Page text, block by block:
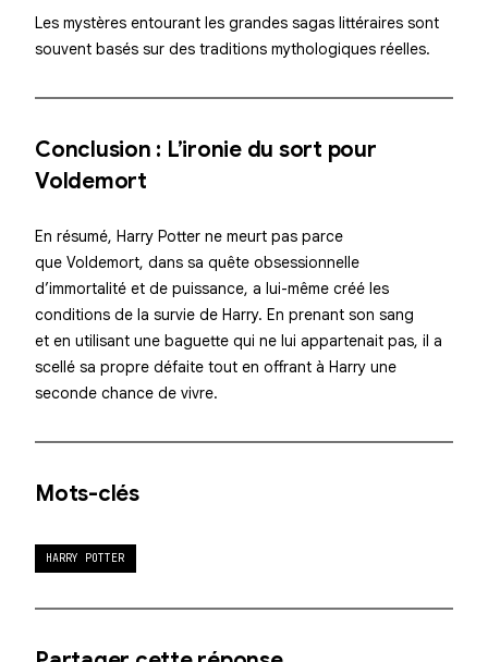
Les mystères entourant les grandes sagas littéraires sont
souvent basés sur des traditions mythologiques réelles.
Conclusion : L’ironie du sort pour
Voldemort
En résumé, Harry Potter ne meurt pas parce
que Voldemort, dans sa quête obsessionnelle
d’immortalité et de puissance, a lui-même créé les
conditions de la survie de Harry. En prenant son sang
et en utilisant une baguette qui ne lui appartenait pas, il a
scellé sa propre défaite tout en offrant à Harry une
seconde chance de vivre.
Mots-clés
HARRY POTTER